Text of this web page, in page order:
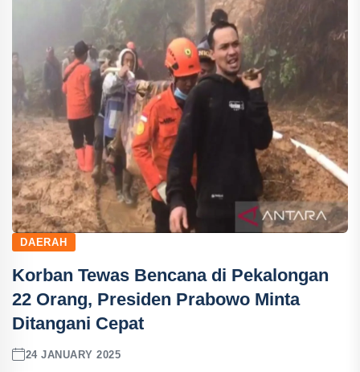
DAERAH
Korban Tewas Bencana di Pekalongan
22 Orang, Presiden Prabowo Minta
Ditangani Cepat
24 JANUARY 2025